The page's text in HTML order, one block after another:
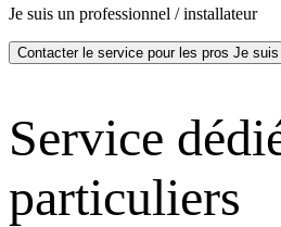
Je suis un professionnel / installateur
Contacter le service pour les pros Je
Service
particuliers